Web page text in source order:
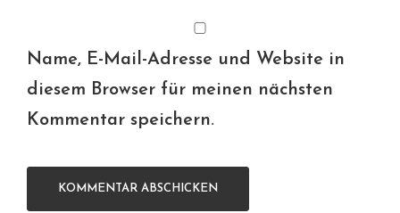
Name, E-Mail-Adresse und Website in
diesem Browser für meinen nächsten
Kommentar speichern.